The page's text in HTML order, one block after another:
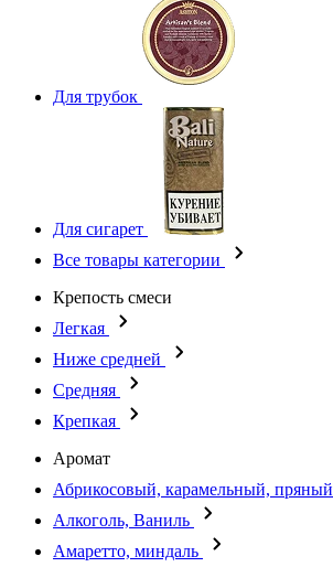
Для трубок
Для сигарет
Все товары категории
Крепость смеси
Легкая
Ниже средней
Средняя
Крепкая
Аромат
Абрикосовый, карамельный, пряный
Алкоголь, Ваниль
Амаретто, миндаль